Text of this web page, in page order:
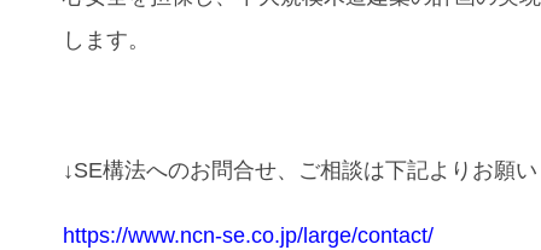
します。
↓SE構法へのお問合せ、ご相談は下記よりお願
https://www.ncn-se.co.jp/large/contact/